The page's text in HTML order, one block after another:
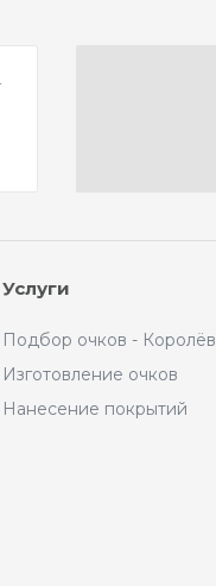
Услуги
Подбор очков - Королёв
Изготовление очков
Нанесение покрытий